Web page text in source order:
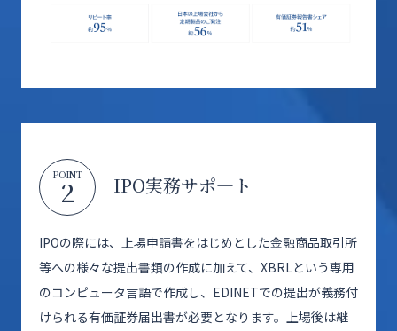
POINT
2 IPO実務サポ―ト
IPOの際には、上場申請書をはじめとした金融商品取引所
等への様々な提出書類の作成に加えて、XBRLという専用
のコンピュータ言語で作成し、EDINETでの提出が義務付
けられる有価証券届出書が必要となります。上場後は継